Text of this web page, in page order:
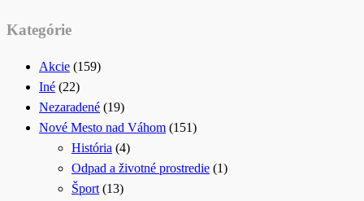
Kategórie
Akcie (159)
Iné (22)
Nezaradené (19)
Nové Mesto nad Váhom (151)
História (4)
Odpad a životné prostredie (1)
Šport (13)